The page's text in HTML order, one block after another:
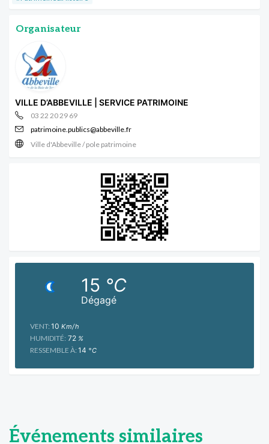
Organisateur
VILLE D’ABBEVILLE | SERVICE PATRIMOINE
03 22 20 29 69
patrimoine.publics@abbeville.fr
Ville d'Abbeville / pole patrimoine
Dégagé
15 °C
VENT: 10 Km/h
HUMIDITÉ: 72 %
RESSEMBLE À: 14 °C
Événements similaires